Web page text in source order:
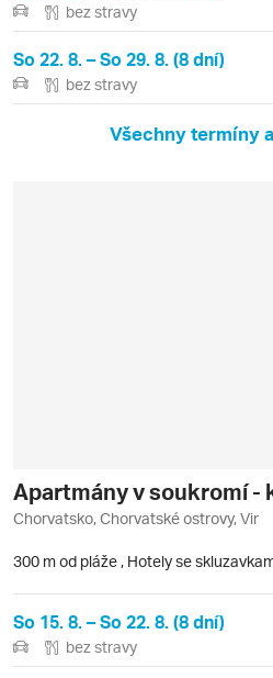
bez stravy
So 22. 8. – So 29. 8. (8 dní)
bez stravy
Všechny termíny
Apartmány v soukromí -
Chorvatsko, Chorvatské ostrovy, Vir
300 m od pláže , Hotely se
So 15. 8. – So 22. 8. (8 dní)
bez stravy